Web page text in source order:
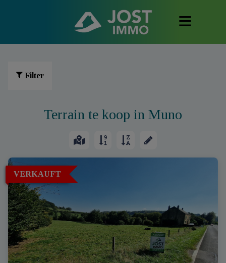
Filter
Terrain te koop in Muno
VERKAUFT